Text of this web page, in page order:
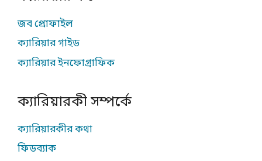
জব প্রোফাইল
ক্যারিয়ার গাইড
ক্যারিয়ার ইনফোগ্রাফিক
ক্যারিয়ারকী সম্পর্কে
ক্যারিয়ারকীর কথা
ফিডব্যাক